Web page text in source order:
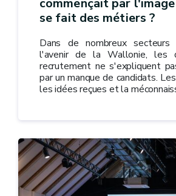
se fait des métiers ?
Dans de nombreux
l'avenir de la Wallonie, les
recrutement ne s'expliquent
par un manque de candidats.
les idées reçues et la